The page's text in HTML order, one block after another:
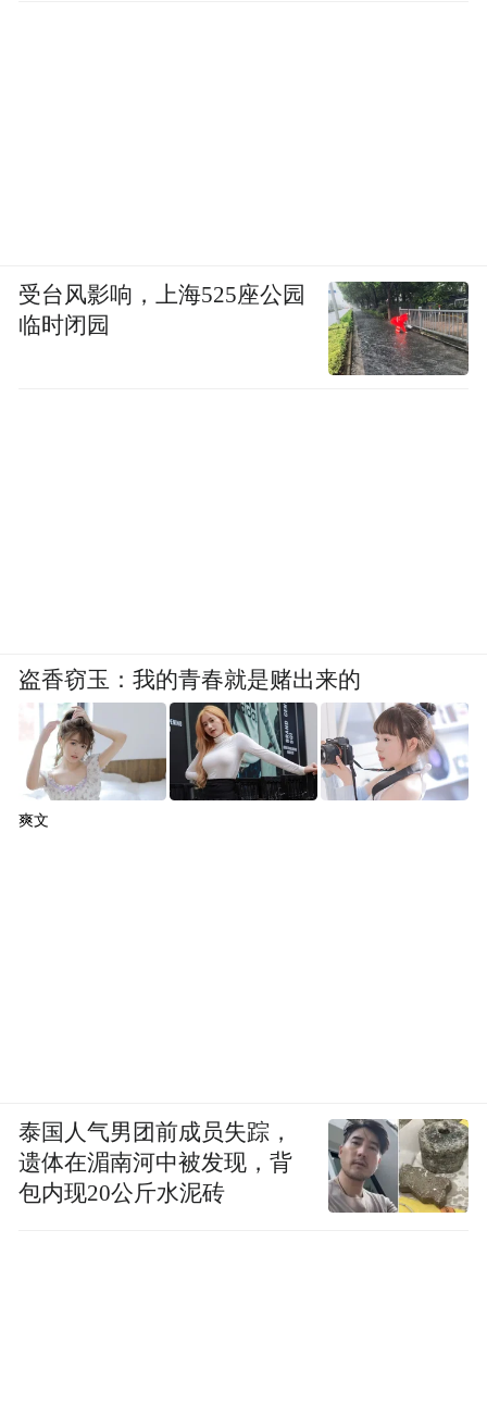
受台风影响，上海525座公园
临时闭园
盗香窃玉：我的青春就是赌出来的
爽文
泰国人气男团前成员失踪，
遗体在湄南河中被发现，背
包内现20公斤水泥砖